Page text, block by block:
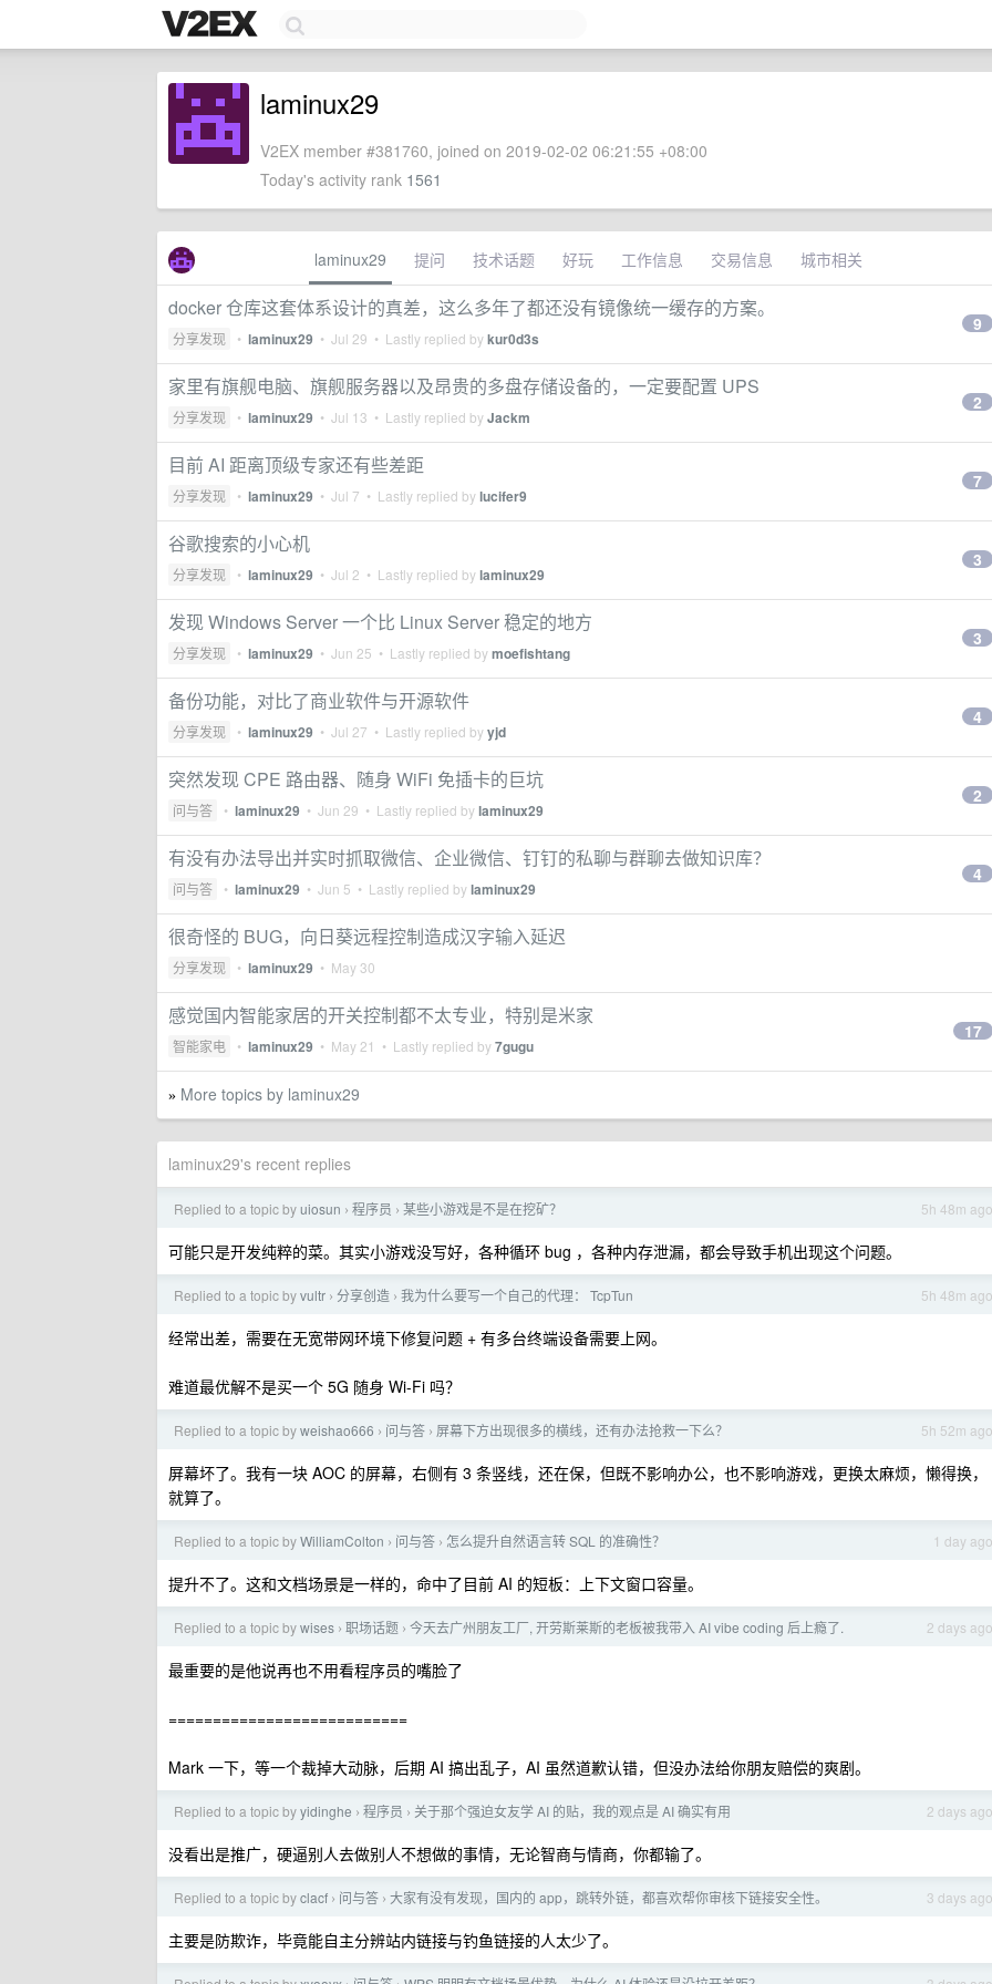
laminux29
V2EX member #381760, joined on 2019-02-02 06:21:55 +08:00
Today's activity rank 1561
laminux29 提问 技术话题 好玩 工作信息 交易信息 城市相关
docker 仓库这套体系设计的真差，这么多年了都还没有镜像统一缓存的方案。
分享发现 • laminux29 • Jul 29 • Lastly replied bykur0d3s
9
家里有旗舰电脑、旗舰服务器以及昂贵的多盘存储设备的，一定要配置 UPS
分享发现 • laminux29 • Jul 13 • Lastly replied byJackm
2
目前 AI 距离顶级专家还有些差距
分享发现 • laminux29 • Jul 7 • Lastly replied bylucifer9
7
谷歌搜索的小心机
分享发现 • laminux29 • Jul 2 • Lastly replied bylaminux29
3
发现 Windows Server 一个比 Linux Server 稳定的地方
分享发现 • laminux29 • Jun 25 • Lastly replied bymoefishtang
3
备份功能，对比了商业软件与开源软件
分享发现 • laminux29 • Jul 27 • Lastly replied byyjd
4
突然发现 CPE 路由器、随身 WiFi 免插卡的巨坑
问与答 • laminux29 • Jun 29 • Lastly replied bylaminux29
2
有没有办法导出并实时抓取微信、企业微信、钉钉的私聊与群聊去做知识库？
问与答 • laminux29 • Jun 5 • Lastly replied bylaminux29
4
很奇怪的 BUG，向日葵远程控制造成汉字输入延迟
分享发现 • laminux29 • May 30
感觉国内智能家居的开关控制都不太专业，特别是米家
智能家电 • laminux29 • May 21 • Lastly replied by7gugu
17
» More topics by laminux29
laminux29's recent replies
5h 48m ago
Replied to a topic byuiosun › 程序员 › 某些小游戏是不是在挖矿？
可能只是开发纯粹的菜。其实小游戏没写好，各种循环 bug ，各种内存泄漏，都会导致手机出现这个问题。
5h 48m ago
Replied to a topic byvultr › 分享创造 › 我为什么要写一个自己的代理： TcpTun
经常出差，需要在无宽带网环境下修复问题 + 有多台终端设备需要上网。
难道最优解不是买一个 5G 随身 Wi-Fi 吗？
5h 52m ago
Replied to a topic byweishao666 › 问与答 › 屏幕下方出现很多的横线，还有办法抢救一下么？
屏幕坏了。我有一块 AOC 的屏幕，右侧有 3 条竖线，还在保，但既不影响办公，也不影响游戏，更换太麻烦，懒得换，
就算了。
1 day ago
Replied to a topic byWilliamColton › 问与答 › 怎么提升自然语言转 SQL 的准确性？
提升不了。这和文档场景是一样的，命中了目前 AI 的短板：上下文窗口容量。
2 days ago
Replied to a topic bywises › 职场话题 › 今天去广州朋友工厂, 开劳斯莱斯的老板被我带入 AI vibe coding 后上瘾了.
最重要的是他说再也不用看程序员的嘴脸了
===========================
Mark 一下，等一个裁掉大动脉，后期 AI 搞出乱子，AI 虽然道歉认错，但没办法给你朋友赔偿的爽剧。
2 days ago
Replied to a topic byyidinghe › 程序员 › 关于那个强迫女友学 AI 的贴，我的观点是 AI 确实有用
没看出是推广，硬逼别人去做别人不想做的事情，无论智商与情商，你都输了。
3 days ago
Replied to a topic byclacf › 问与答 › 大家有没有发现，国内的 app，跳转外链，都喜欢帮你审核下链接安全性。
主要是防欺诈，毕竟能自主分辨站内链接与钓鱼链接的人太少了。